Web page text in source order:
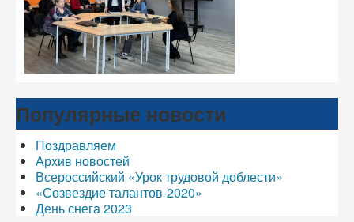
Популярные новости
Поздравляем
Архив новостей
Всероссийский «Урок трудовой доблести»
«Созвездие талантов-2020»
День снега 2023